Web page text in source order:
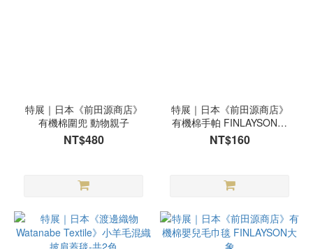
特展｜日本《前田源商店》
有機棉圍兜 動物親子
NT$480
特展｜日本《前田源商店》
有機棉手帕 FINLAYSON大
象-共6色
NT$160